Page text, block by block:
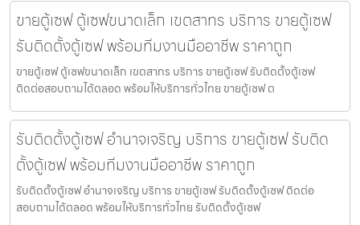
ขายตู้เซฟ ตู้เซฟขนาดเล็ก เขตสาทร บริการ ขายตู้เซฟ
รับติดตั้งตู้เซฟ พร้อมทีมงานมืออาชีพ ราคาถูก
ขายตู้เซฟ ตู้เซฟขนาดเล็ก เขตสาทร บริการ ขายตู้เซฟ รับติดตั้งตู้เซฟ
ติดต่อสอบถามได้ตลอด พร้อมให้บริการทั่วไทย ขายตู้เซฟ ต
รับติดตั้งตู้เซฟ อำนาจเจริญ บริการ ขายตู้เซฟ รับติด
ตั้งตู้เซฟ พร้อมทีมงานมืออาชีพ ราคาถูก
รับติดตั้งตู้เซฟ อำนาจเจริญ บริการ ขายตู้เซฟ รับติดตั้งตู้เซฟ ติดต่อ
สอบถามได้ตลอด พร้อมให้บริการทั่วไทย รับติดตั้งตู้เซฟ